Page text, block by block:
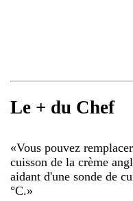
Le + du Chef
«Vous pouvez
cuisson de la crème
aidant d'une sonde de
°C.»